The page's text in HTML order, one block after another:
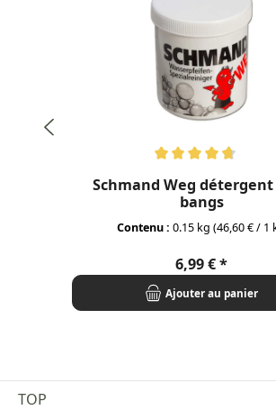
Schmand Weg
bangs
Contenu : 0.15 kg (46,60 € / 1
Prix régulier :
6,99 €
Ajouter au panier
TOP